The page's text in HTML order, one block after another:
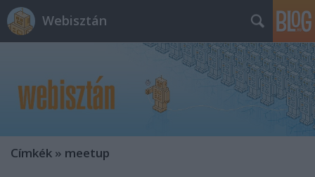
Webisztán
Címkék » meetup